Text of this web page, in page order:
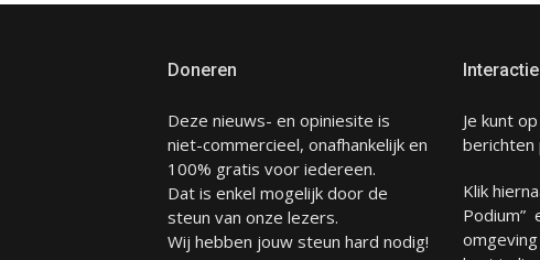
Doneren
Deze nieuws- en opiniesite is
niet-commercieel, onafhankelijk en
100% gratis voor iedereen.
Dat is enkel mogelijk door de
steun van onze lezers.
Wij hebben jouw steun hard nodig!
Interactie
Je kunt
berichten
Klik
Podium”